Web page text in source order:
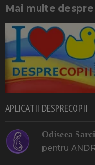
Mai multe despre
APLICATII DESPRECOPII
Odiseea
pentru